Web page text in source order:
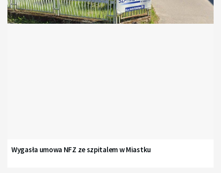
Wygasła umowa NFZ ze szpitalem w Miastku